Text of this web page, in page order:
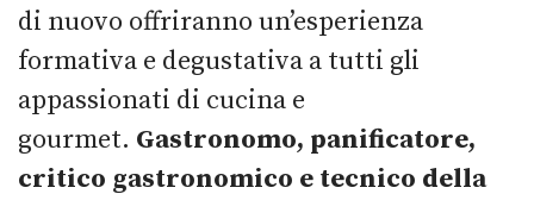
di nuovo offriranno un’esperienza
formativa e degustativa a tutti gli
appassionati di cucina e
gourmet. Gastronomo, panificatore,
critico gastronomico e tecnico della